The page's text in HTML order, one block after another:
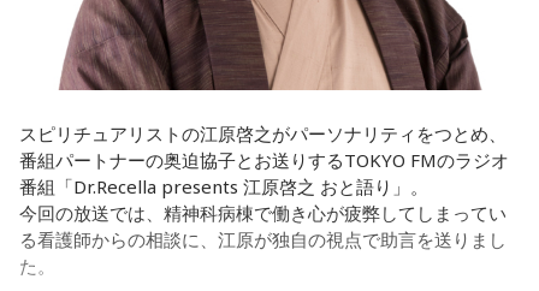
海：アニメでは、マンガ大好きな女の子が、同人誌とかを売
るようなイベントに行って「自分でも描けるんだ！」と思っ
て、そこから自分で描き始めるんですけど、それが私自身の
「あ、自分もバンドできるんだ」みたいな、そういうときの
ワクワク感のようなものが、いろんな不安や葛藤を飛び越え
ちゃうみたいな、そういうバイタリティのある曲だなと思い
ます。歌詞は自分と向き合っている部分も結構あるんですけ
ど、音像がかなり爽やかなので、そういうものを飛び越えて
ほのか：私も今回初めて関わらせてもらったんですけど、今
まで作ってきたライブでやる曲やバンドでやる曲の作り方と
は全然違って……ドラマの映像にいかに没頭させるかが重要と
いうか。リーガルリリーでは、音楽を聴いてほしくて作って
いるんですけれど、ドラマの音楽は、映像を観てもらわない
といけないので、逆に聴いてもらったらダメなんですよ。だ
から、音楽を通して真逆な作り方を体験できて、めちゃめち
ゃ面白かったです。
スピリチュアリストの江原啓之がパーソナリティをつとめ、
番組パートナーの奥迫協子とお送りするTOKYO FMのラジオ
番組「Dr.Recella presents 江原啓之 おと語り」。
今回の放送では、精神科病棟で働き心が疲弊してしまってい
る看護師からの相談に、江原が独自の視点で助言を送りまし
た。